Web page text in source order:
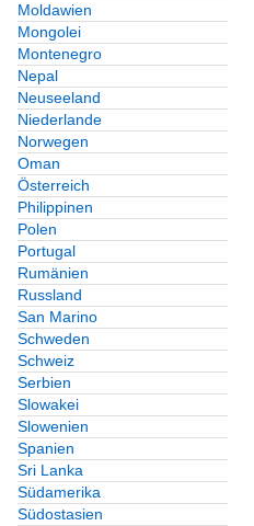
Moldawien
Mongolei
Montenegro
Nepal
Neuseeland
Niederlande
Norwegen
Oman
Österreich
Philippinen
Polen
Portugal
Rumänien
Russland
San Marino
Schweden
Schweiz
Serbien
Slowakei
Slowenien
Spanien
Sri Lanka
Südamerika
Südostasien